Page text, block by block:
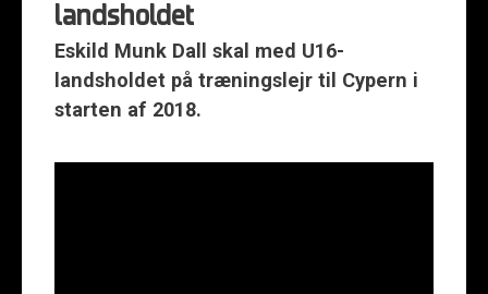
landsholdet
Eskild Munk Dall skal med U16-
landsholdet på træningslejr til Cypern i
starten af 2018.